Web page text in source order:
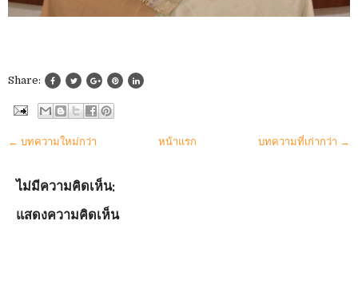
Share:
← บทความใหม่กว่า บทความที่เก่ากว่า →
หน้าแรก
ไม่มีความคิดเห็น:
แสดงความคิดเห็น